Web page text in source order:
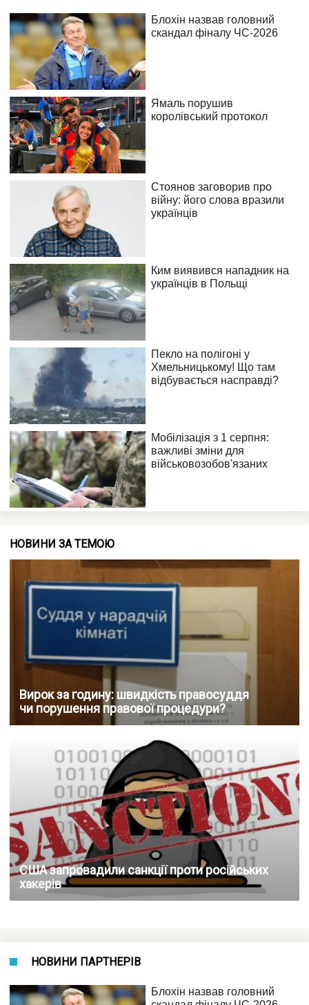
НОВИНИ ЗА ТЕМОЮ
Вирок за годину: швидкість правосуддя
чи порушення правової процедури?
США запровадили санкції проти російських
хакерів
НОВИНИ ПАРТНЕРІВ